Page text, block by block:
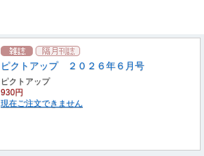
ピクトアップ ２０２６年６月号
ピクトアップ
930円
現在ご注文できません